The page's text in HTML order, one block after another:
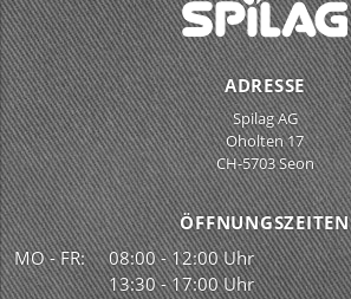
ADRESSE
Spilag AG
Oholten 17
CH-5703 Seon
ÖFFNUNGSZEITEN
MO - FR:
08:00 - 12:00 Uhr
13:30 - 17:00 Uhr